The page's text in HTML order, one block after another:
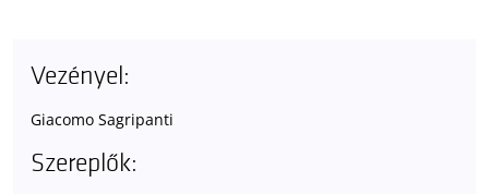
Vezényel:
Giacomo Sagripanti
Szereplők: